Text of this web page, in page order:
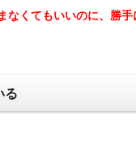
なくてもいいのに、勝
る